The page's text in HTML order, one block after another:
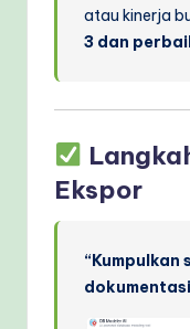
atau kinerja
3 dan
Ekspor
“Kumpulkan